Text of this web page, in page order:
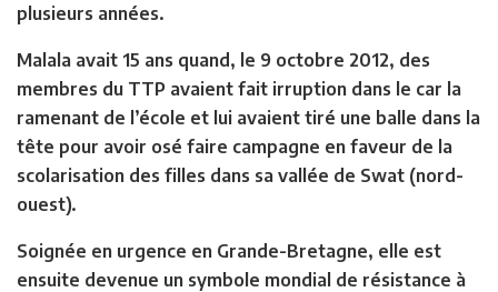
plusieurs années.
Malala avait 15 ans quand, le 9 octobre 2012, des
membres du TTP avaient fait irruption dans le car la
ramenant de l’école et lui avaient tiré une balle dans la
tête pour avoir osé faire campagne en faveur de la
scolarisation des filles dans sa vallée de Swat (nord-
ouest).
Soignée en urgence en Grande-Bretagne, elle est
ensuite devenue un symbole mondial de résistance à